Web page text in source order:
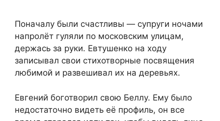
Поначалу были счастливы — супруги ночами
напролёт гуляли по московским улицам,
держась за руки. Евтушенко на ходу
записывал свои стихотворные посвящения
любимой и развешивал их на деревьях.
Евгений боготворил свою Беллу. Ему было
недостаточно видеть её профиль, он все